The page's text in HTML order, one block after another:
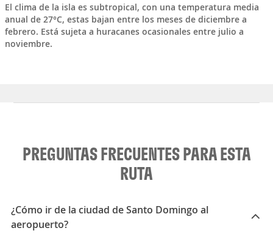
El clima de la isla es subtropical, con una temperatura media
anual de 27°C, estas bajan entre los meses de diciembre a
febrero. Está sujeta a huracanes ocasionales entre julio a
noviembre.
PREGUNTAS FRECUENTES PARA ESTA
RUTA
¿Cómo ir de la ciudad de Santo Domingo al
aeropuerto?